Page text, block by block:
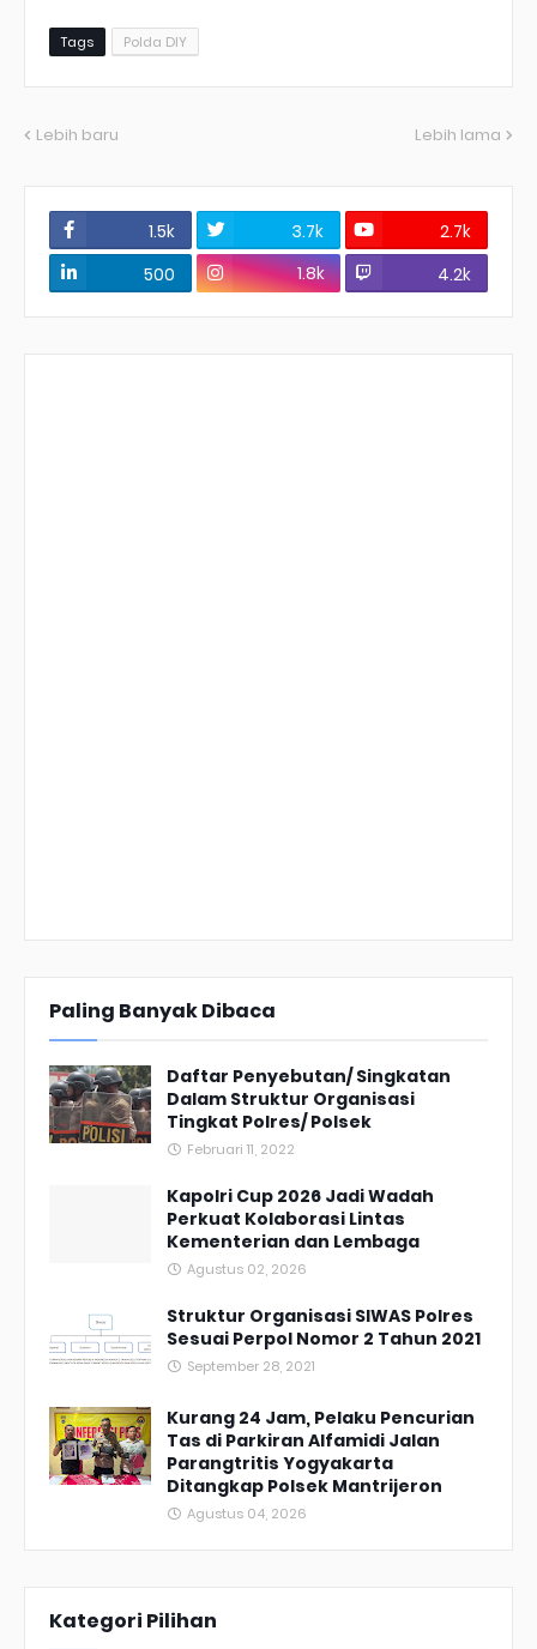
Tags Polda DIY
Lebih baru Lebih lama
1.5k 3.7k
2.7k
500
1.8k 4.2k
Paling Banyak Dibaca
Daftar Penyebutan/ Singkatan
Dalam Struktur Organisasi
Tingkat Polres/ Polsek
Februari 11, 2022
Kapolri Cup 2026 Jadi Wadah
Perkuat Kolaborasi Lintas
Kementerian dan Lembaga
Agustus 02, 2026
Struktur Organisasi SIWAS Polres
Sesuai Perpol Nomor 2 Tahun 2021
September 28, 2021
Kurang 24 Jam, Pelaku Pencurian
Tas di Parkiran Alfamidi Jalan
Parangtritis Yogyakarta
Ditangkap Polsek Mantrijeron
Agustus 04, 2026
Kategori Pilihan